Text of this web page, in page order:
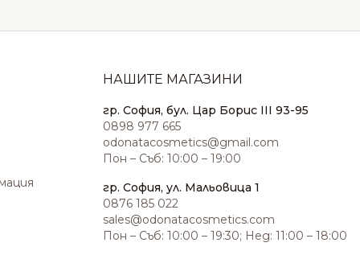
НАШИТЕ МАГАЗИНИ
гр. София, бул. Цар Борис III 93-95
0898 977 665
odonatacosmetics@gmail.com
Пон – Съб: 10:00 – 19:00
гр. София, ул. Мальовица 1
0876 185 022
sales@odonatacosmetics.com
Пон – Съб: 10:00 – 19:30; Нед: 11:00 – 18:00